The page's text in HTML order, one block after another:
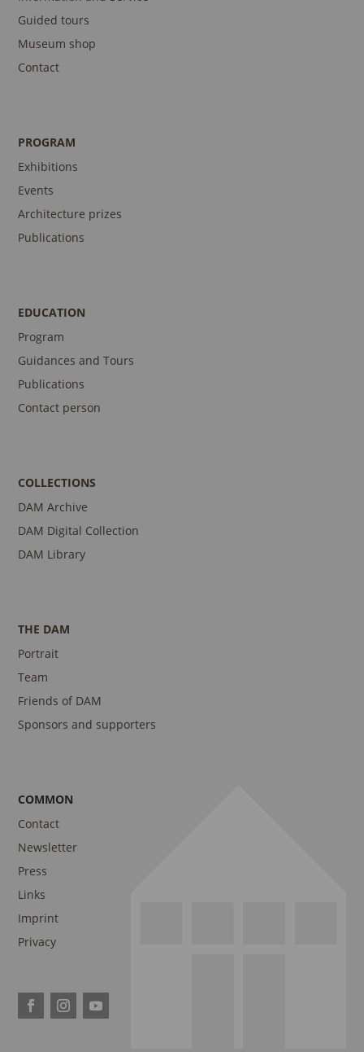
Guided tours
Museum shop
Contact
PROGRAM
Exhibitions
Events
Architecture prizes
Publications
EDUCATION
Program
Guidances and Tours
Publications
Contact person
COLLECTIONS
DAM Archive
DAM Digital Collection
DAM Library
THE DAM
Portrait
Team
Friends of DAM
Sponsors and supporters
COMMON
Contact
Newsletter
Press
Links
Imprint
Privacy